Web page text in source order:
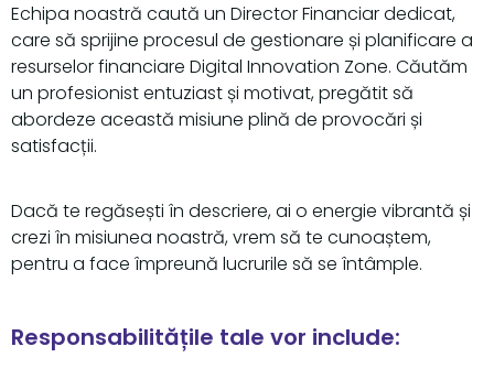
Echipa noastră caută un Director Financiar dedicat,
care să sprijine procesul de gestionare și planificare a
resurselor financiare Digital Innovation Zone. Căutăm
un profesionist entuziast și motivat, pregătit să
abordeze această misiune plină de provocări și
satisfacții.
Dacă te regăsești în descriere, ai o energie vibrantă și
crezi în misiunea noastră, vrem să te cunoaștem,
pentru a face împreună lucrurile să se întâmple.
Responsabilitățile tale vor include: